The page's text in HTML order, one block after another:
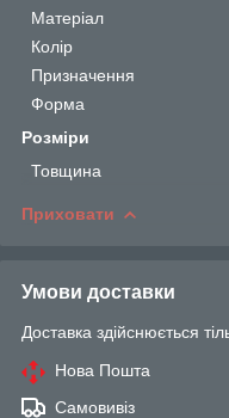
Матеріал
Колір
Призначення
Форма
Розміри
Товщина
Приховати
Умови доставки
Доставка здійснюється
Нова Пошта
Самовивіз